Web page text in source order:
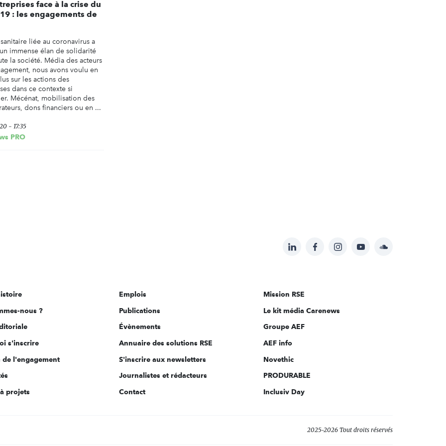
face à la crise du
: les engagements de
liée au coronavirus a
immense élan de solidarité
la société. Média des acteurs
nous avons voulu en
sur les actions des
dans ce contexte si
Mécénat, mobilisation des
dons financiers ou en ...
- 17:35
PRO
Suivez-
sur:
LinkedInFacebookInstagramYouTubeSoundcloud
nous ?
s'inscrire
de l'engagement
projets
Emplois
Publications
Évènements
Annuaire des solutions RSE
S'inscrire aux newsletters
Journalistes et rédacteurs
Contact
Mission RSE
Le kit média Carenews
Groupe AEF
AEF info
Novethic
PRODURABLE
Inclusiv Day
2025-2026 Tout droits réservés